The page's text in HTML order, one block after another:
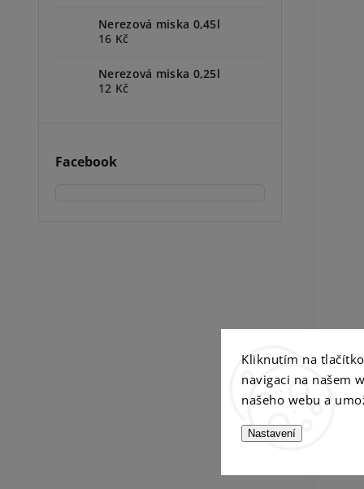
Kliknutím na
navigaci na našem
našeho webu a
Nastavení
Nerezová miska 0,45l
16 Kč
Nerezová miska 0,25l
12 Kč
Facebook